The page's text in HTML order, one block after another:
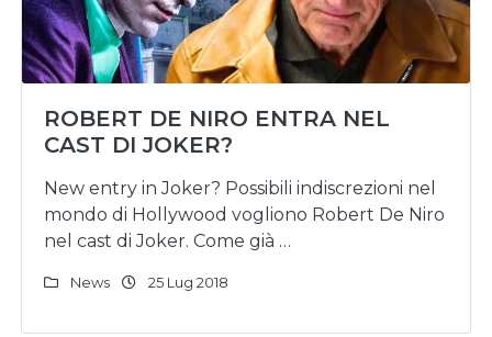
ROBERT DE NIRO ENTRA NEL
CAST DI JOKER?
New entry in Joker? Possibili indiscrezioni nel
mondo di Hollywood vogliono Robert De Niro
nel cast di Joker. Come già …
News 25 Lug 2018